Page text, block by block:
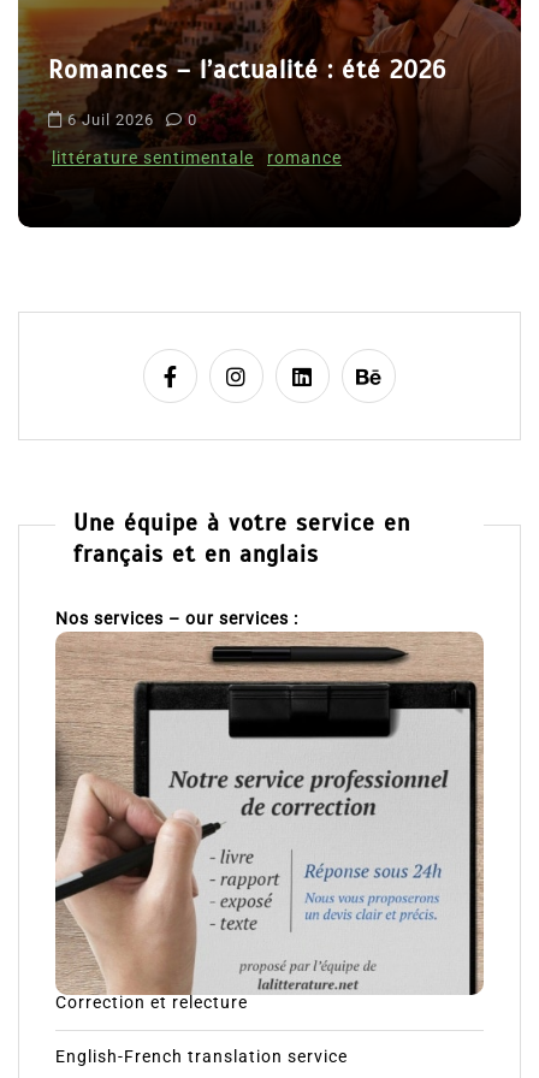
r
t
i
c
e
: été 2026
romance
Clara Delcourt
Une équipe à votre service en
français et en anglais
Nos services – our services :
Correction et relecture
English-French translation service